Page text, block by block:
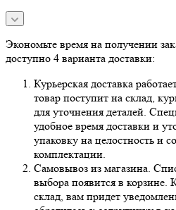
Экономьте время на получении
доступно 4 варианта доставки:
Курьерская доставка
товар поступит на склад,
для уточнения деталей.
удобное время доставки и
упаковку на целостность и
комплектации.
Самовывоз из магазина.
выбора появится в корзине.
склад, вам придет